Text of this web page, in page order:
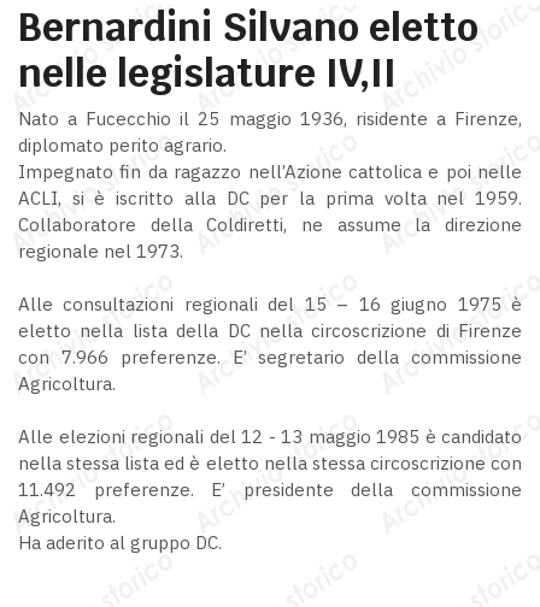
Bernardini Silvano eletto
nelle legislature IV,II
Nato a Fucecchio il 25 maggio 1936, risidente a Firenze,
diplomato perito agrario.
Impegnato fin da ragazzo nell’Azione cattolica e poi nelle
ACLI, si è iscritto alla DC per la prima volta nel 1959.
Collaboratore della Coldiretti, ne assume la direzione
regionale nel 1973.
Alle consultazioni regionali del 15 – 16 giugno 1975 è
eletto nella lista della DC nella circoscrizione di Firenze
con 7.966 preferenze. E’ segretario della commissione
Agricoltura.
Alle elezioni regionali del 12 - 13 maggio 1985 è candidato
nella stessa lista ed è eletto nella stessa circoscrizione con
11.492 preferenze. E’ presidente della commissione
Agricoltura.
Ha aderito al gruppo DC.